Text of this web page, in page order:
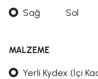
Sağ Sol
MALZEME
Yerli Kydex (İçi